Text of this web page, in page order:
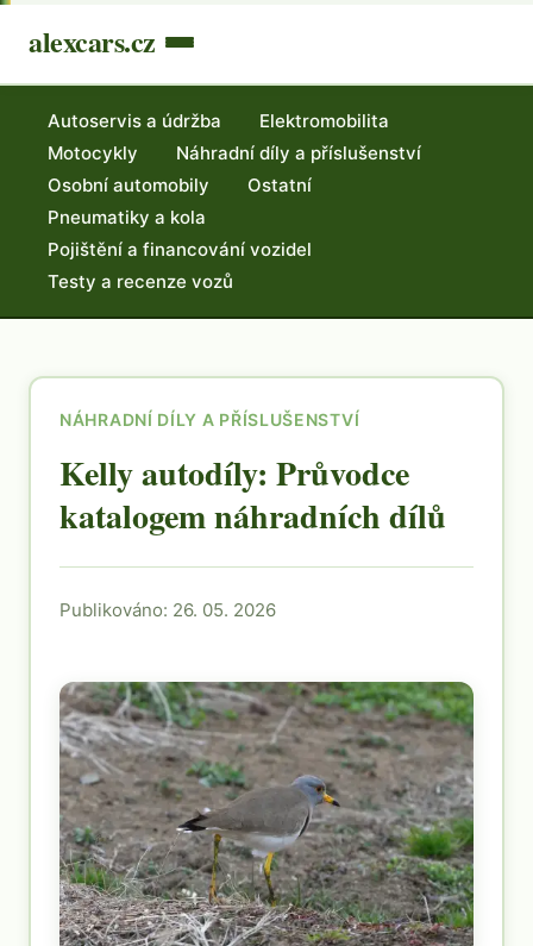
alexcars.cz
Autoservis a údržba
Elektromobilita
Motocykly
Náhradní díly a příslušenství
Osobní automobily
Ostatní
Pneumatiky a kola
Pojištění a financování vozidel
Testy a recenze vozů
NÁHRADNÍ DÍLY A PŘÍSLUŠENSTVÍ
Kelly autodíly: Průvodce
katalogem náhradních dílů
Publikováno: 26. 05. 2026